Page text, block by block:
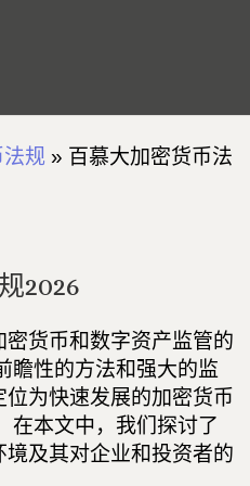
规 » 百慕大加密货币法
2026
货币和数字资产监管的
瞻性的方法和强大的监
为快速发展的加密货币
在本文中，我们探讨了
及其对企业和投资者的